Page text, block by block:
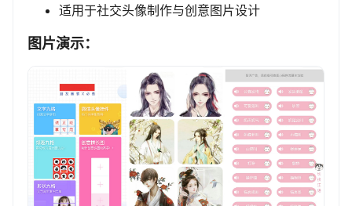
适用于社交头像制作与创意图片设计
图片演示：